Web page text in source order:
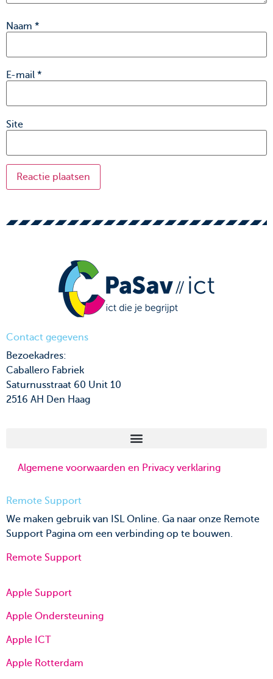
Naam *
E-mail *
Site
Contact gegevens
Bezoekadres:
Caballero Fabriek
Saturnusstraat 60 Unit 10
2516 AH Den Haag
Algemene voorwaarden en Privacy verklaring
Remote Support
We maken gebruik van ISL Online. Ga naar onze Remote
Support Pagina om een verbinding op te bouwen.
Remote Support
Apple Support
Apple Ondersteuning
Apple ICT
Apple Rotterdam